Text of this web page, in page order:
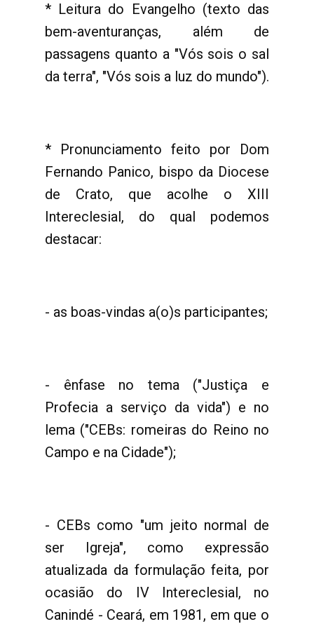
* Leitura do Evangelho (texto das
bem-aventuranças, além de
passagens quanto a "Vós sois o sal
da terra", "Vós sois a luz do mundo").
* Pronunciamento feito por Dom
Fernando Panico, bispo da Diocese
de Crato, que acolhe o XIII
Intereclesial, do qual podemos
destacar:
- as boas-vindas a(o)s participantes;
- ênfase no tema ("Justiça e
Profecia a serviço da vida") e no
lema ("CEBs: romeiras do Reino no
Campo e na Cidade");
- CEBs como "um jeito normal de
ser Igreja", como expressão
atualizada da formulação feita, por
ocasião do IV Intereclesial, no
Canindé - Ceará, em 1981, em que o